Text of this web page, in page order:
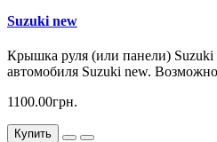
Suzuki new
Крышка руля (или панели) Suzuki
автомобиля Suzuki new.
1100.00грн.
Купить